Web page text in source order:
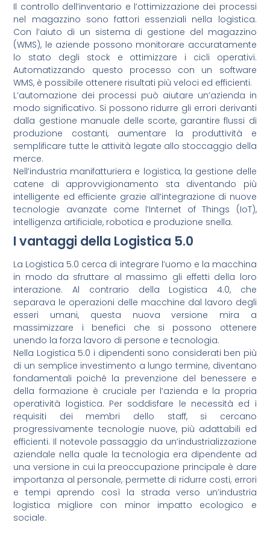
Il controllo dell’inventario e l’ottimizzazione dei processi
nel magazzino sono fattori essenziali nella logistica.
Con l’aiuto di un sistema di gestione del magazzino
(WMS), le aziende possono monitorare accuratamente
lo stato degli stock e ottimizzare i cicli operativi.
Automatizzando questo processo con un software
WMS, è possibile ottenere risultati più veloci ed efficienti.
L’automazione dei processi può aiutare un’azienda in
modo significativo. Si possono ridurre gli errori derivanti
dalla gestione manuale delle scorte, garantire flussi di
produzione costanti, aumentare la produttività e
semplificare tutte le attività legate allo stoccaggio della
merce.
Nell’industria manifatturiera e logistica, la gestione delle
catene di approvvigionamento sta diventando più
intelligente ed efficiente grazie all’integrazione di nuove
tecnologie avanzate come l’Internet of Things (IoT),
intelligenza artificiale, robotica e produzione snella.
I vantaggi della Logistica 5.0
La Logistica 5.0 cerca di integrare l’uomo e la macchina
in modo da sfruttare al massimo gli effetti della loro
interazione. Al contrario della Logistica 4.0, che
separava le operazioni delle macchine dal lavoro degli
esseri umani, questa nuova versione mira a
massimizzare i benefici che si possono ottenere
unendo la forza lavoro di persone e tecnologia.
Nella Logistica 5.0 i dipendenti sono considerati ben più
di un semplice investimento a lungo termine, diventano
fondamentali poiché la prevenzione del benessere e
della formazione è cruciale per l’azienda e la propria
operatività logistica. Per soddisfare le necessità ed i
requisiti dei membri dello staff, si cercano
progressivamente tecnologie nuove, più adattabili ed
efficienti. Il notevole passaggio da un’industrializzazione
aziendale nella quale la tecnologia era dipendente ad
una versione in cui la preoccupazione principale è dare
importanza al personale, permette di ridurre costi, errori
e tempi aprendo così la strada verso un’industria
logistica migliore con minor impatto ecologico e
sociale.